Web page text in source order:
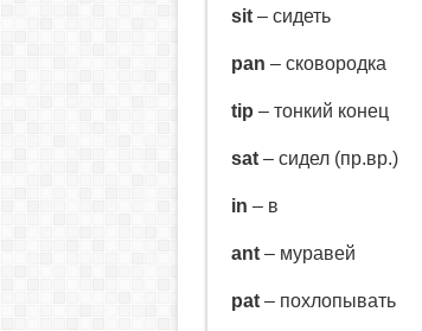
sit– сидеть
pan – сковородка
tip – тонкий конец
sat– сидел (пр.вр.)
in – в
ant– муравей
pat– похлопывать